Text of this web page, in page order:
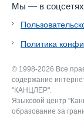
Мы — в
Политика
© 1998-2026 Все
содержание
"КАНЦЛЕР".
Языковой центр
образование за